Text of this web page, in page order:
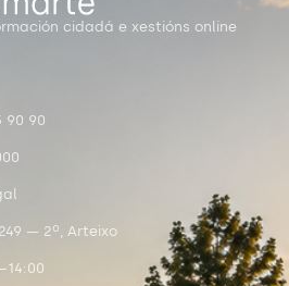
cidadá e xestións online
90 90
— 2º, Arteixo